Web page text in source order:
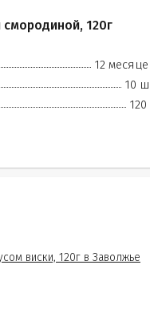
120г
12
10
120